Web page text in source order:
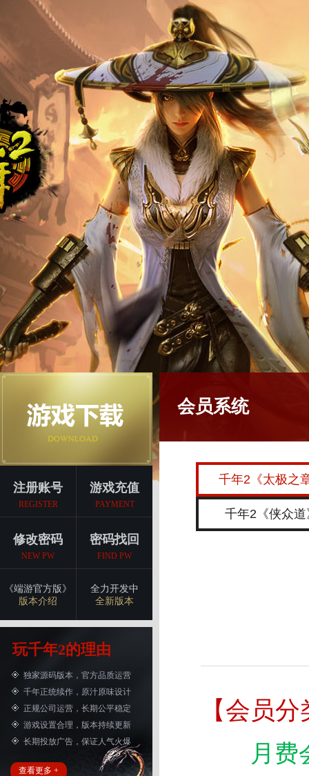
注册账号
REGISTER
游戏充值
PAYMENT
修改密码
NEW PW
密码找回
FIND PW
《端游官方版》
版本介绍
全力开发中
全新版本
玩千年2的理由
独家源码版本，官方品质运营
千年正统续作，原汁原味设计
正规公司运营，长期公平稳定
游戏设置合理，版本持续更新
长期投放广告，保证人气火爆
查看更多 +
会员系统
千年2《太极之
千年2《侠众
【会员
月费